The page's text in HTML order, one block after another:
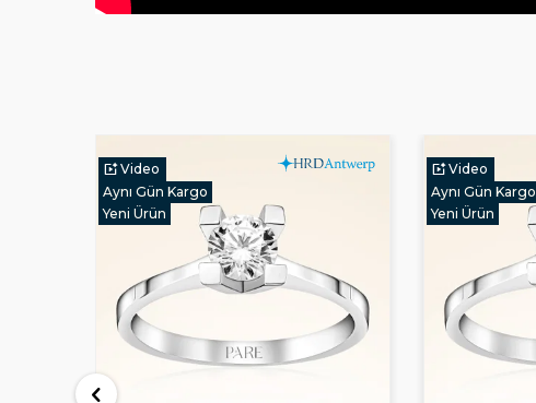
Video
Aynı Gün Kargo
Yeni Ürün
Video
Aynı Gün Kargo
Yeni Ürün